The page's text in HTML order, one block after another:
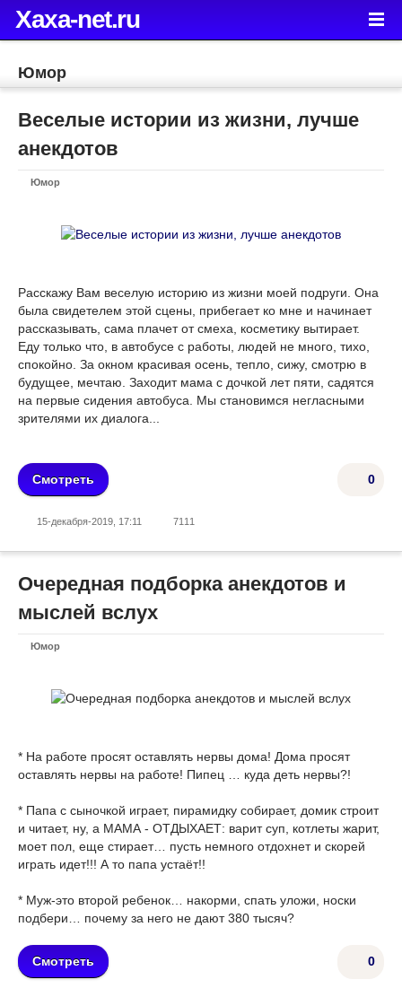
Xaxa-net.ru
Юмор
Веселые истории из жизни, лучше
анекдотов
Юмор
Расскажу Вам веселую историю из жизни моей подруги. Она
была свидетелем этой сцены, прибегает ко мне и начинает
рассказывать, сама плачет от смеха, косметику вытирает.
Еду только что, в автобусе с работы, людей не много, тихо,
спокойно. За окном красивая осень, тепло, сижу, смотрю в
будущее, мечтаю. Заходит мама с дочкой лет пяти, садятся
на первые сидения автобуса. Мы становимся негласными
зрителями их диалога...
0
Смотреть
15-декабря-2019, 17:11 7111
Очередная подборка анекдотов и
мыслей вслух
Юмор
* На работе просят оставлять нервы дома! Дома просят
оставлять нервы на работе! Пипец … куда деть нервы?!
* Папа с сыночкой играет, пирамидку собирает, домик строит
и читает, ну, а МАМА - ОТДЫХАЕТ: варит суп, котлеты жарит,
моет пол, еще стирает… пусть немного отдохнет и скорей
играть идет!!! А то папа устаёт!!
* Муж-это второй ребенок… накорми, спать уложи, носки
подбери… почему за него не дают 380 тысяч?
0
Смотреть